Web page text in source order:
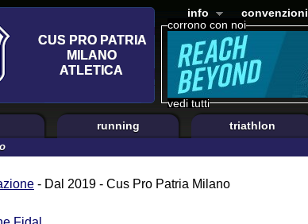
corrono con noi
vedi tutti
info convenzioni
running triathlon
- Dal 2019 - Cus Pro Patria Milano